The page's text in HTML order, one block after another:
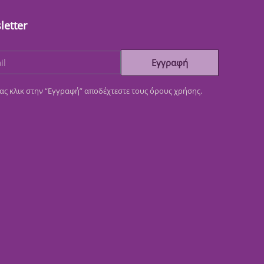
Εγγραφή
κλικ στην “Εγγραφή” αποδέχτεστε τους όρους χρήσης.